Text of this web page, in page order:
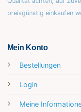
preisgünstig einkaufen
Mein Konto
Bestellungen
Login
Meine